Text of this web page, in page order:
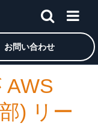
ページに戻るには、こ
お問い合わせ
AWS
) リー